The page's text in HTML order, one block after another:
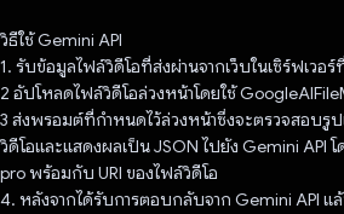
วิธีใช้ Gemini API
1. รับข้อมูลไฟล์วิดีโอที่ส่งผ่านจากเว็บในเซิร์ฟเวอ
2 อัปโหลดไฟล์วิดีโอล่วงหน้าโดยใช้
3 ส่งพรอมต์ที่กําหนดไว้ล่วงหน้าซึ่งจะตรวจสอบรู
วิดีโอและแสดงผลเป็น JSON ไปยัง Gemini API
pro พร้อมกับ URI ของไฟล์วิดีโอ
4. หลังจากได้รับการตอบกลับจาก Gemini API แ